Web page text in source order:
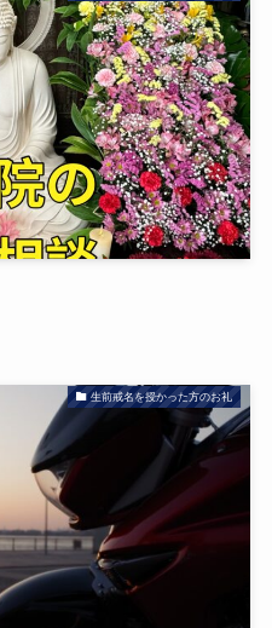
生前戒名を授かった方のお礼